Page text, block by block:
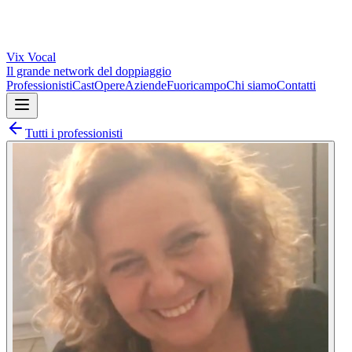
Vix Vocal
Il grande network del doppiaggio
ProfessionistiCastOpereAziendeFuoricampoChi siamoContatti
Tutti i professionisti